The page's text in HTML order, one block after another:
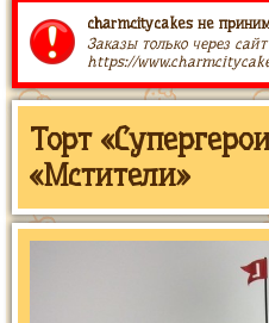
charmcitycakes не
Заказы только через сайт
https://
Торт
«Мстители»